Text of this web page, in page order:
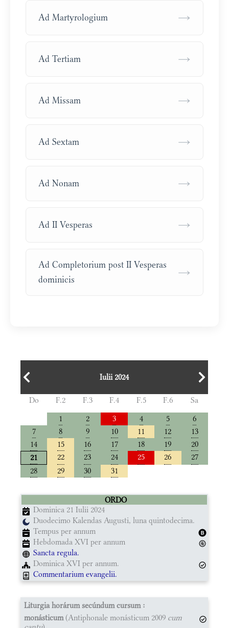
Ad Martyrologium →
Ad Tertiam →
Ad Missam →
Ad Sextam →
Ad Nonam →
Ad II Vesperas →
Ad Completorium post II Vesperas
dominicis
→
Iulii 2024
Do F.2 F.3 F.4 F.5 F.6
Sa
1
2 3 4 5
6
7
8 9 10 11 12
13
14
15 16 17 18 19
20
21
22 23 24 25 26
27
28
29 30 31
ORDO
Dominica 21 Iulii 2024
Duodecimo Kalendas Augusti, luna quintodecima.
Tempus per annum
Hebdomada XVI per annum
Sancta regula.
Dominica XVI per annum.
Commentarium evangelii.
Liturgia horárum secúndum cursum :
monásticum(Antiphonale monásticum 2009 cum